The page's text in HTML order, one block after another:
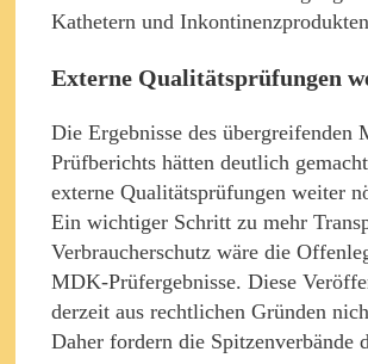
Kathetern und
Externe Qualitätsprüfungen
Die Ergebnisse des übergreifenden
Prüfberichts hätten deutlich
externe Qualitätsprüfungen weiter
Ein wichtiger Schritt zu mehr
Verbraucherschutz wäre die
MDK-Prüfergebnisse. Diese
derzeit aus rechtlichen Gründen
Daher fordern die Spitzenverbände